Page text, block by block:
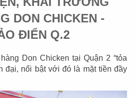
DON CHICKEN -
ĐIỂN Q.2
Don Chicken tại Quận 2 “tỏa
đại, nổi bật với đó là mặt tiền đầy
108
DON CHICKEN
CN Hai Bà Trưng - Q.1